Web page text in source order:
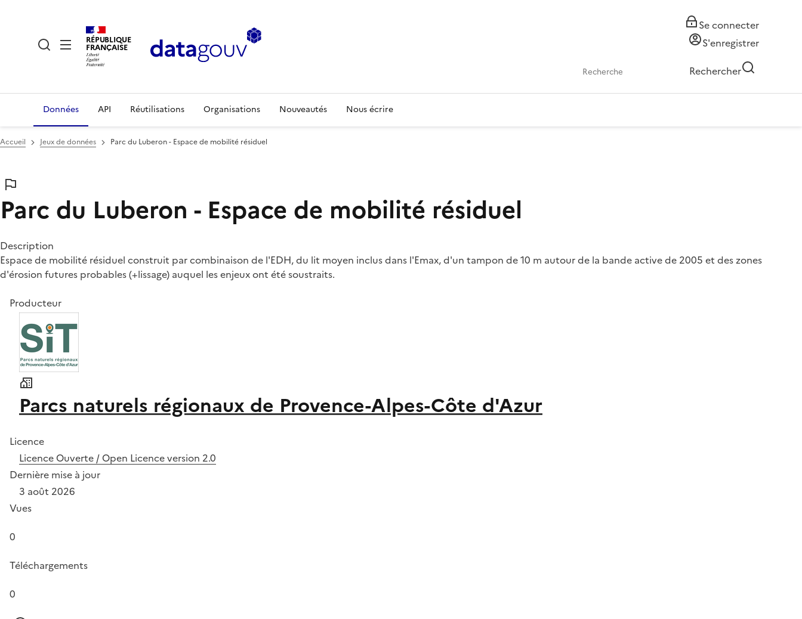
RÉPUBLIQUE
FRANÇAISE
Se connecter
S'enregistrer
Rechercher
Données API Réutilisations Organisations Nouveautés Nous écrire
Accueil Jeux de données Parc du Luberon - Espace de mobilité résiduel
Parc du Luberon - Espace de mobilité résiduel
Description
Espace de mobilité résiduel construit par combinaison de l'EDH, du lit moyen inclus dans l'Emax, d'un tampon de 10 m autour de la bande active de 2005 et des zones
d'érosion futures probables (+lissage) auquel les enjeux ont été soustraits.
Producteur
Parcs naturels régionaux de Provence-Alpes-Côte d'Azur
Licence
Licence Ouverte / Open Licence version 2.0
Dernière mise à jour
3 août 2026
Vues
0
Téléchargements
0